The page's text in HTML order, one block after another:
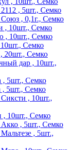
, 5шт., Семко
, 0,1г., Семко
, 10шт., Семко
, 10шт., Семко
Семко
20шт., Семко
дар , 10шт.,
, 5шт., Семко
, 5шт., Семко
, 10шт.,
, 10шт., Семко
, 5шт., Семко
, 5шт.,